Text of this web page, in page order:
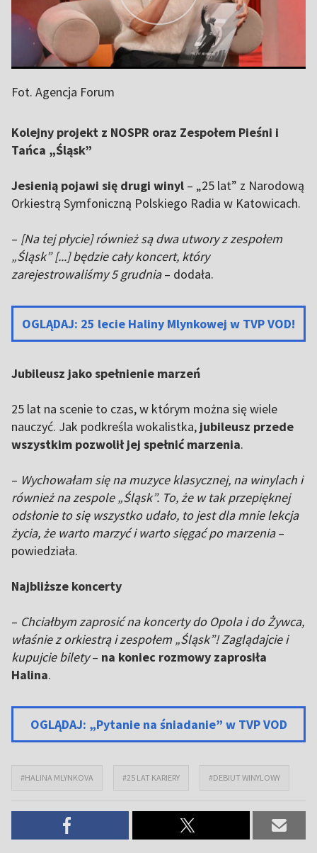
Fot. Agencja Forum
Kolejny projekt z NOSPR oraz Zespołem Pieśni i
Tańca „Śląsk”
Jesienią pojawi się drugi winyl – „25 lat” z Narodową
Orkiestrą Symfoniczną Polskiego Radia w Katowicach.
– [Na tej płycie] również są dwa utwory z zespołem
„Śląsk” [...] będzie cały koncert, który
zarejestrowaliśmy 5 grudnia– dodała.
OGLĄDAJ: 25 lecie Haliny Mlynkowej w TVP VOD!
Jubileusz jako spełnienie marzeń
25 lat na scenie to czas, w którym można się wiele
nauczyć. Jak podkreśla wokalistka, jubileusz przede
wszystkim pozwolił jej spełnić marzenia.
– Wychowałam się na muzyce klasycznej, na winylach i
również na zespole „Śląsk”. To, że w tak przepięknej
odsłonie to się wszystko udało, to jest dla mnie lekcja
życia, że warto marzyć i warto sięgać po marzenia–
powiedziała.
Najbliższe koncerty
– Chciałbym zaprosić na koncerty do Opola i do Żywca,
właśnie z orkiestrą i zespołem „Śląsk”! Zaglądajcie i
kupujcie bilety– na koniec rozmowy zaprosiła
Halina.
OGLĄDAJ: „Pytanie na śniadanie” w TVP VOD
#HALINA MLYNKOVA #25 LAT KARIERY #DEBIUT WINYLOWY